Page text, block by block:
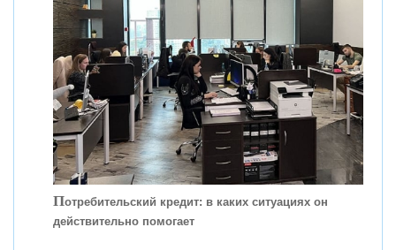
Скорость - один из главных трендов в
кредитовании бизнеса - «Интервью»
Потребительский кредит: в каких ситуациях он
действительно помогает